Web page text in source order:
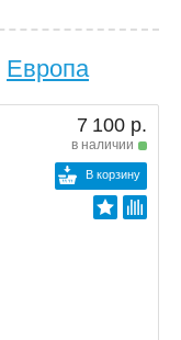
Европа
7 100 р.
в наличии
В корзину